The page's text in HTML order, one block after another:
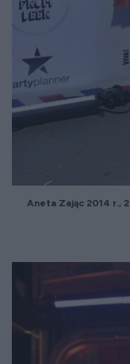
Aneta Zając 2014 r.,